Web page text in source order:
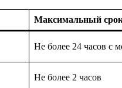
Максимальный
Не более 24 часов с
Не более 2 часов